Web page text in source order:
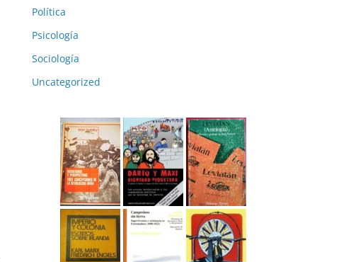
Política
Psicología
Sociología
Uncategorized